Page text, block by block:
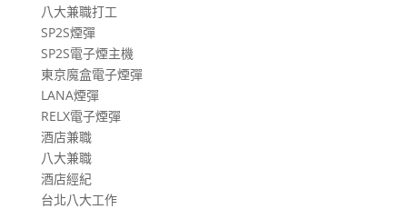
八大兼職打工
SP2S煙彈
SP2S電子煙主機
東京魔盒電子煙彈
LANA煙彈
RELX電子煙彈
酒店兼職
八大兼職
酒店經紀
台北八大工作